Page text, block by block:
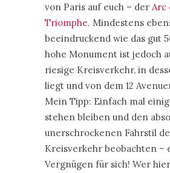
von Paris auf euch – der Arc
Triomphe. Mindestens
beeindruckend wie das gut
hohe Monument ist jedoch
riesige Kreisverkehr, in
liegt und von dem 12
Mein Tipp: Einfach mal
stehen bleiben und den
unerschrockenen Fahrstil
Kreisverkehr beobachten –
Vergnügen für sich! Wer